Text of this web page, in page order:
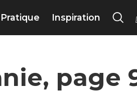
Pratique Inspiration
page